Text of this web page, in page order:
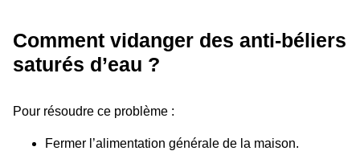
Comment vidanger des anti-béliers
saturés d’eau ?
Pour résoudre ce problème :
Fermer l’alimentation générale de la maison.